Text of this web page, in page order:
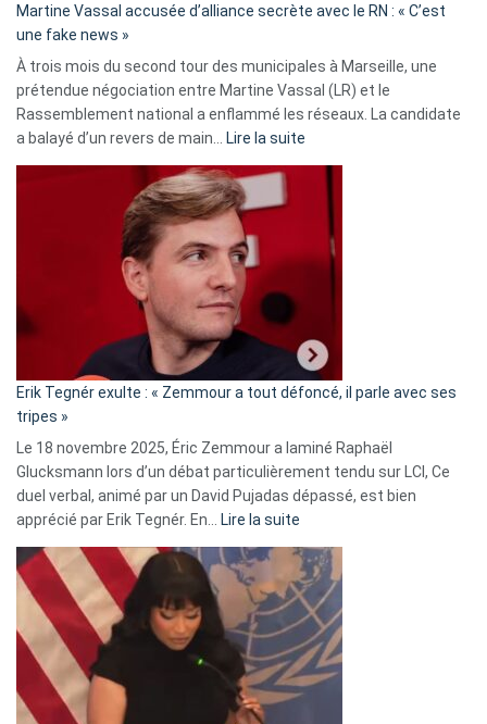
Algérie
Martine Vassal accusée d’alliance secrète avec le RN : « C’est
une fake news »
À trois mois du second tour des municipales à Marseille, une
prétendue négociation entre Martine Vassal (LR) et le
Rassemblement national a enflammé les réseaux. La candidate
a balayé d’un revers de main… Lire la suite
d’alliance
secrète
«
C’est
fake
news
»
Erik Tegnér exulte : « Zemmour a tout défoncé, il parle avec ses
tripes »
Le 18 novembre 2025, Éric Zemmour a laminé Raphaël
Glucksmann lors d’un débat particulièrement tendu sur LCI, Ce
duel verbal, animé par un David Pujadas dépassé, est bien
apprécié par Erik Tegnér. En… Lire la suite
Tegnér
exulte
« Zemmour
a
tout